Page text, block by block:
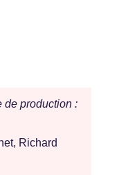
de production :
Richard